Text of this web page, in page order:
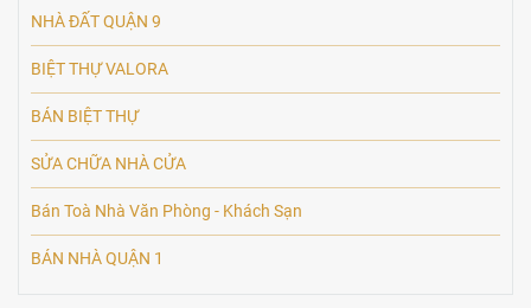
NHÀ ĐẤT QUẬN 9
BIỆT THỰ VALORA
BÁN BIỆT THỰ
SỬA CHỮA NHÀ CỬA
Bán Toà Nhà Văn Phòng - Khách Sạn
BÁN NHÀ QUẬN 1